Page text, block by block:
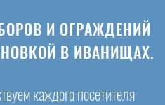
И ОГРАЖДЕНИЙ
В ИВАНИЩАХ.
каждого посетителя